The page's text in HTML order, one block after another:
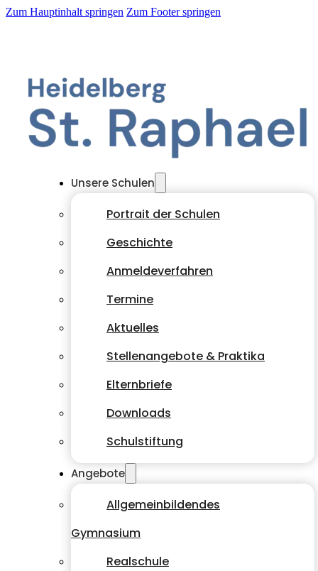
Zum Hauptinhalt springen Zum Footer springen
Unsere Schulen
Portrait der Schulen
Geschichte
Anmeldeverfahren
Termine
Aktuelles
Stellenangebote & Praktika
Elternbriefe
Downloads
Schulstiftung
Angebote
Allgemeinbildendes
Gymnasium
Realschule